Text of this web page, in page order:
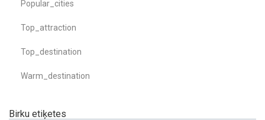
Popular_cities
Top_attraction
Top_destination
Warm_destination
Birku etiķetes